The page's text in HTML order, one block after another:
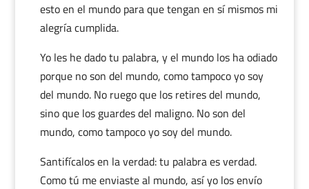
esto en el mundo para que tengan en sí mismos mi
alegría cumplida.
Yo les he dado tu palabra, y el mundo los ha odiado
porque no son del mundo, como tampoco yo soy
del mundo. No ruego que los retires del mundo,
sino que los guardes del maligno. No son del
mundo, como tampoco yo soy del mundo.
Santifícalos en la verdad: tu palabra es verdad.
Como tú me enviaste al mundo, así yo los envío